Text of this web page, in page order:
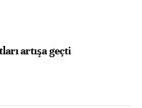
artışa geçti